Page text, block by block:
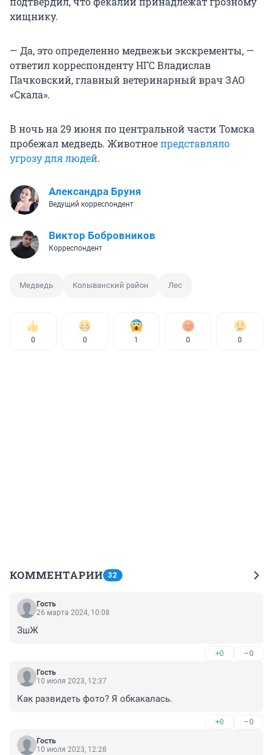
хищнику.
— Да, это определенно медвежьи экскременты, —
ответил корреспонденту НГС Владислав
Пачковский, главный ветеринарный врач ЗАО
«Скала».
В ночь на 29 июня по центральной части Томска
пробежал медведь. Животноепредставляло
угрозу для людей.
Александра Бруня
Ведущий корреспондент
Виктор Бобровников
Корреспондент
Медведь Колыванский район Лес
0 0 1 0 0
КОММЕНТАРИИ 32
Гость
26 марта 2024, 10:08
ЗшЖ
+0 –0
Гость
10 июля 2023, 12:37
Как развидеть фото? Я обкакалась.
+0 –0
Гость
10 июля 2023, 12:28